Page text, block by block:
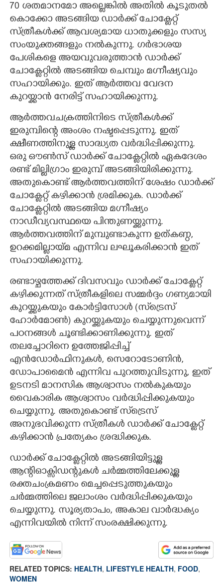
70 ശതമാനമോ അല്ലെങ്കിൽ അതിൽ കൂടുതൽ
കൊക്കോ അടങ്ങിയ ഡാർക്ക് ചോക്ലേറ്റ്
സ്ത്രീകൾക്ക് ആവശ്യമായ ധാതുക്കളും സസ്യ
സംയുക്തങ്ങളും നൽകുന്നു. ഗർഭാശയ
പേശികളെ അയവുവരുത്താൻ ഡാർക്ക്
ചോക്ലേറ്റിൽ അടങ്ങിയ ചെമ്പും മഗ്നീഷ്യവും
സഹായിക്കും. ഇത് ആർത്തവ വേദന
കുറയ്ക്കാൻ നേരിട്ട് സഹായിക്കുന്നു.
ആർത്തവചക്രത്തിനിടെ സ്ത്രീകൾക്ക്
ഇരുമ്പിന്റെ അംശം നഷ്ടപ്പെടുന്നു. ഇത്
ക്ഷീണത്തിനുള്ള സാദ്ധ്യത വർദ്ധിപ്പിക്കുന്നു.
ഒരു ഔൺസ് ഡാർക്ക് ചോക്ലേറ്റിൽ ഏകദേശം
രണ്ട് മില്ലിഗ്രാം ഇരുമ്പ് അടങ്ങിയിരിക്കുന്നു.
അതുകൊണ്ട് ആർത്തവത്തിന് ശേഷം ഡാർക്ക്
ചോക്ലേറ്റ് കഴിക്കാൻ ശ്രമിക്കുക. ഡാർക്ക്
ചോക്ലേറ്റിൽ അടങ്ങിയ മഗ്നീഷ്യം
നാഡീവ്യവസ്ഥയെ പിന്തുണയ്ക്കുന്നു.
ആർത്തവത്തിന് മുമ്പുണ്ടാകുന്ന ഉത്കണ്ഠ,
ഉറക്കമില്ലായ്മ എന്നിവ ലഘൂകരിക്കാൻ ഇത്
സഹായിക്കുന്നു.
രണ്ടാഴ്ചത്തേക്ക് ദിവസവും ഡാർക്ക് ചോക്ലേറ്റ്
കഴിക്കുന്നത് സ്ത്രീകളിലെ സമ്മർദ്ദം ഗണ്യമായി
കുറയ്ക്കുകയും കോർട്ടിസോൾ (സ്‌ട്രെസ്
ഹോർമോൺ) കുറയ്ക്കുകയും ചെയ്യുന്നുവെന്ന്
പഠനങ്ങൾ ചൂണ്ടിക്കാണിക്കുന്നു. ഇത്
തലച്ചോറിനെ ഉത്തേജിപ്പിച്ച്
എൻഡോർഫിനുകൾ, സെറോടോണിൻ,
ഡോപാമൈൻ എന്നിവ പുറത്തുവിടുന്നു, ഇത്
ഉടനടി മാനസിക ആശ്വാസം നൽകുകയും
വൈകാരിക ആശ്വാസം വർദ്ധിപ്പിക്കുകയും
ചെയ്യുന്നു. അതുകൊണ്ട് സ്‌ട്രെസ്
അനുഭവിക്കുന്ന സ്ത്രീകൾ ഡാർക്ക് ചോക്ലേറ്റ്
കഴിക്കാൻ പ്രത്യേകം ശ്രദ്ധിക്കുക.
ഡാർക്ക് ചോക്ലേറ്റിൽ അടങ്ങിയിട്ടുള്ള
ആന്റിഓക്സിഡന്റുകൾ ചർമ്മത്തിലേക്കുള്ള
രക്തചംക്രമണം മെച്ചപ്പെടുത്തുകയും
ചർമ്മത്തിലെ ജലാംശം വർദ്ധിപ്പിക്കുകയും
ചെയ്യുന്നു. സൂര്യതാപം, അകാല വാർദ്ധക്യം
എന്നിവയിൽ നിന്ന് സംരക്ഷിക്കുന്നു.
RELATED TOPICS: HEALTH, LIFESTYLE HEALTH, FOOD,
WOMEN